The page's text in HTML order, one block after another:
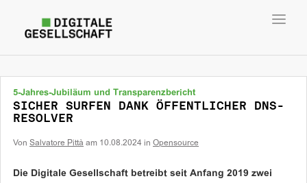
5-Jahres-Jubiläum und Transparenzbericht
SICHER SURFEN DANK ÖFFENTLICHER DNS-
RESOLVER
Von Salvatore Pittà am 10.08.2024 in Opensource
Die Digitale Gesellschaft betreibt seit Anfang 2019 zwei